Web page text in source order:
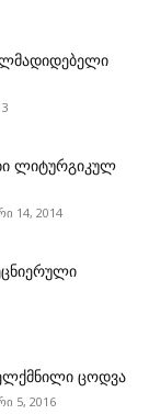
ლიტურგიკულ
14, 2014
ცოდვა
5, 2016